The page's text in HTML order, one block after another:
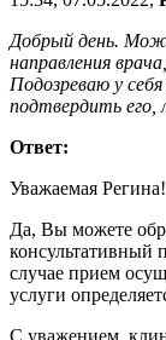
Добрый день.
направления
Подозреваю у
подтвердить его,
Ответ:
Уважаемая Регина!
Да, Вы можете
консультативный
случае прием
услуги
С уважением,